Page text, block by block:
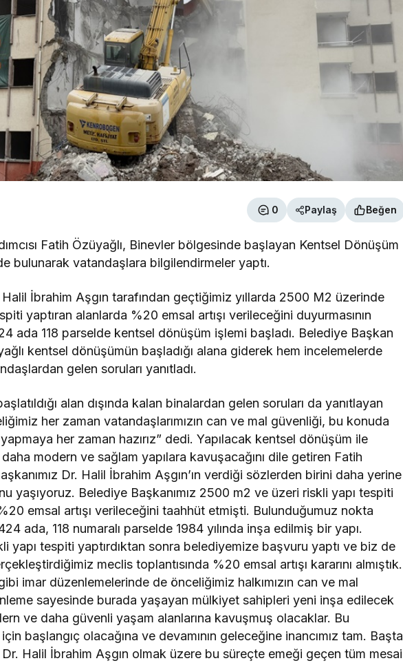
0 Paylaş Beğen
Fatih Özüyağlı, Binevler bölgesinde başlayan Kentsel Dönüşüm
bulunarak vatandaşlara bilgilendirmeler yaptı.
Halil İbrahim Aşgın tarafından geçtiğimiz yıllarda 2500 M2 üzerinde
yaptıran alanlarda %20 emsal artışı verileceğini duyurmasının
ada 118 parselde kentsel dönüşüm işlemi başladı. Belediye Başkan
kentsel dönüşümün başladığı alana giderek hem incelemelerde
gelen soruları yanıtladı.
alan dışında kalan binalardan gelen soruları da yanıtlayan
her zaman vatandaşlarımızın can ve mal güvenliği, bu konuda
her zaman hazırız” dedi. Yapılacak kentsel dönüşüm ile
modern ve sağlam yapılara kavuşacağını dile getiren Fatih
Dr. Halil İbrahim Aşgın’ın verdiği sözlerden birini daha yerine
yaşıyoruz. Belediye Başkanımız 2500 m2 ve üzeri riskli yapı tespiti
emsal artışı verileceğini taahhüt etmişti. Bulunduğumuz nokta
ada, 118 numaralı parselde 1984 yılında inşa edilmiş bir yapı.
yapı tespiti yaptırdıktan sonra belediyemize başvuru yaptı ve biz de
meclis toplantısında %20 emsal artışı kararını almıştık.
imar düzenlemelerinde de önceliğimiz halkımızın can ve mal
sayesinde burada yaşayan mülkiyet sahipleri yeni inşa edilecek
ve daha güvenli yaşam alanlarına kavuşmuş olacaklar. Bu
başlangıç olacağına ve devamının geleceğine inancımız tam. Başta
Dr. Halil İbrahim Aşgın olmak üzere bu süreçte emeği geçen tüm mesai